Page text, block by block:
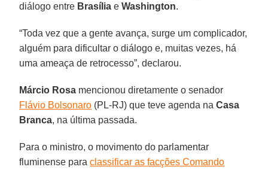
diálogo entre Brasília eWashington.
“Toda vez que a gente avança, surge um complicador,
alguém para dificultar o diálogo e, muitas vezes, há
uma ameaça de retrocesso”, declarou.
Márcio Rosa mencionou diretamente o senador
Flávio Bolsonaro (PL-RJ) que teve agenda naCasa
Branca, na última passada.
Para o ministro, o movimento do parlamentar
fluminense paraclassificar as facções Comando